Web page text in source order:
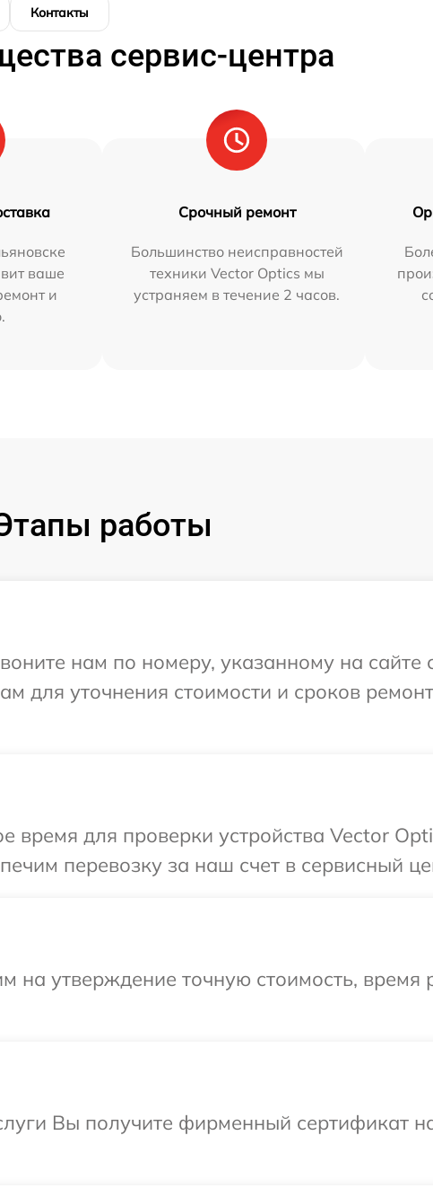
Контакты
сервис-центра
ваше
и
Срочный ремонт
Большинство неисправностей
техники Vector Optics мы
устраняем в течение 2 часов.
работы
нам по номеру, указанному на сайте
для уточнения стоимости и сроков
для проверки устройства Vector
перевозку за наш счет в сервисный
на утверждение точную стоимость, время
Вы получите фирменный сертификат